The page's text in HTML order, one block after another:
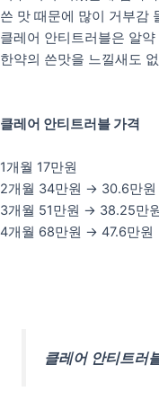
쓴 맛 때문에 많이 거부감
클레어 안티트러블은 알
한약의 쓴맛을 느낄새도
클레어 안티트러블 가격
1개월 17만원
2개월 34만원 → 30.6만원
3개월 51만원 → 38.25만
4개월 68만원 → 47.6만원
클레어 안티트러